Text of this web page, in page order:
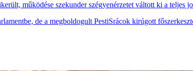
működése szekunder szégyenérzetet váltott ki a teljes
de a megboldogult PestiSrácok kirúgott